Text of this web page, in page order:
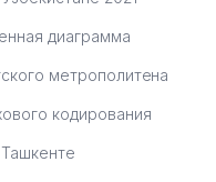
диаграмма
метрополитена
кодирования